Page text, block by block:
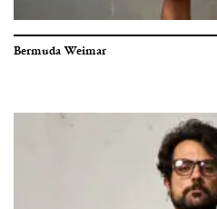
Bermuda Weimar